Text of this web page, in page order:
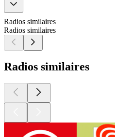
Radios similaires
Radios similaires
Radios similaires